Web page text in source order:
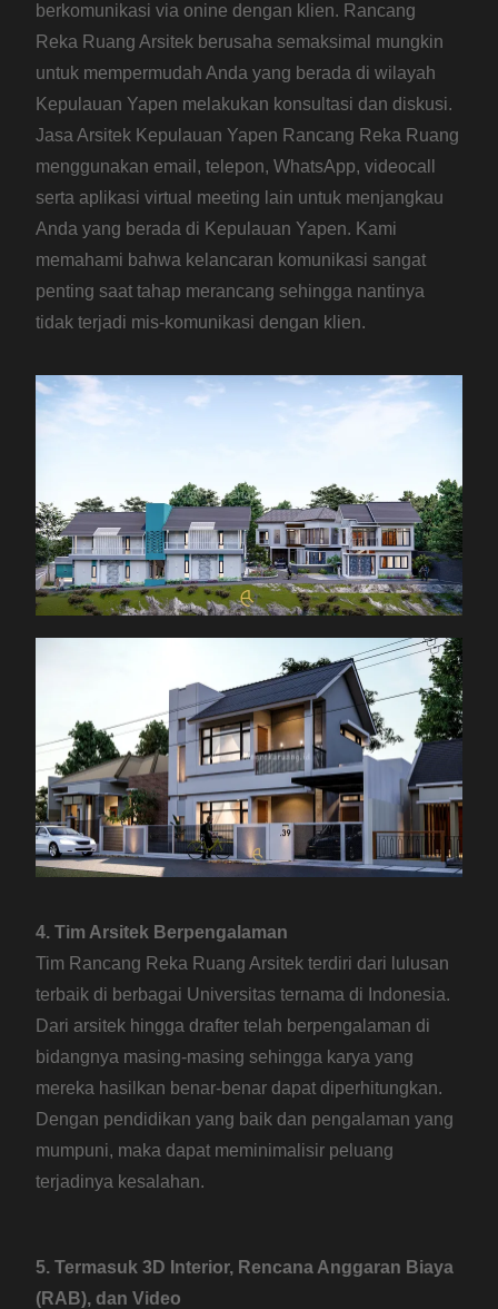
berkomunikasi via onine dengan klien. Rancang
Reka Ruang Arsitek berusaha semaksimal mungkin
untuk mempermudah Anda yang berada di wilayah
Kepulauan Yapen melakukan konsultasi dan diskusi.
Jasa Arsitek Kepulauan Yapen Rancang Reka Ruang
menggunakan email, telepon, WhatsApp, videocall
serta aplikasi virtual meeting lain untuk menjangkau
Anda yang berada di Kepulauan Yapen. Kami
memahami bahwa kelancaran komunikasi sangat
penting saat tahap merancang sehingga nantinya
tidak terjadi mis-komunikasi dengan klien.
4. Tim Arsitek Berpengalaman
Tim Rancang Reka Ruang Arsitek terdiri dari lulusan
terbaik di berbagai Universitas ternama di Indonesia.
Dari arsitek hingga drafter telah berpengalaman di
bidangnya masing-masing sehingga karya yang
mereka hasilkan benar-benar dapat diperhitungkan.
Dengan pendidikan yang baik dan pengalaman yang
mumpuni, maka dapat meminimalisir peluang
terjadinya kesalahan.
5. Termasuk 3D Interior, Rencana Anggaran Biaya
(RAB), dan Video